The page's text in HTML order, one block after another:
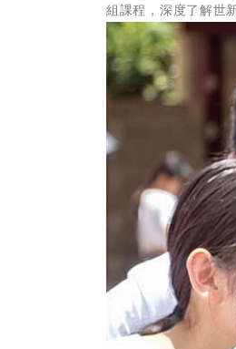
組課程，深度了解世